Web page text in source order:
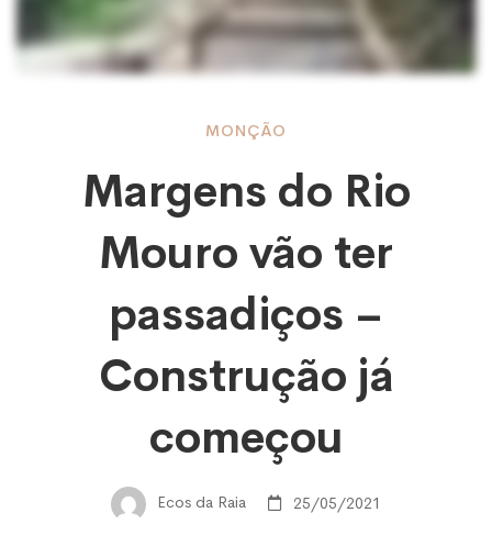
Margens
Mouro
MONÇÃO
Margens do Rio
Mouro vão ter
passadiços –
Construção já
começou
Ecos da Raia 25/05/2021